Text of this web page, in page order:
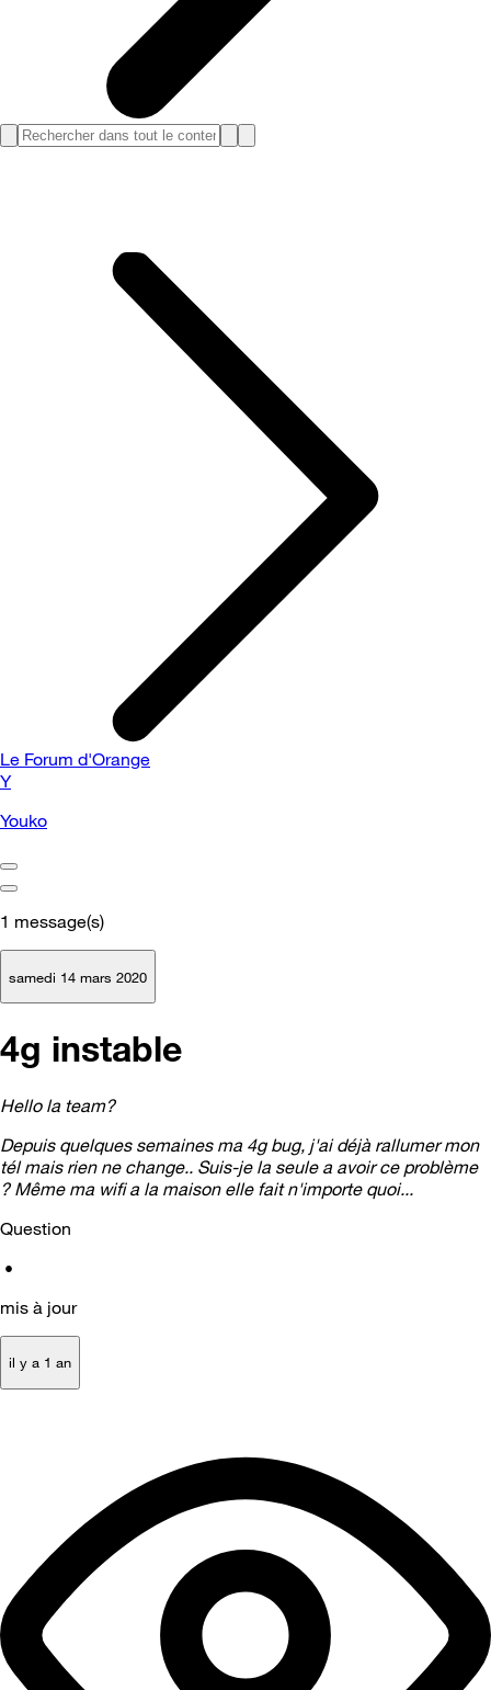
Le Forum d'Orange
Y
Youko
1 message(s)
samedi 14 mars 2020
4g instable
Hello la team?
Depuis quelques semaines ma 4g bug, j'ai déjà rallumer mon
tél mais rien ne change.. Suis-je la seule a avoir ce problème
? Même ma wifi a la maison elle fait n'importe quoi...
Question
•
mis à jour
il y a 1 an